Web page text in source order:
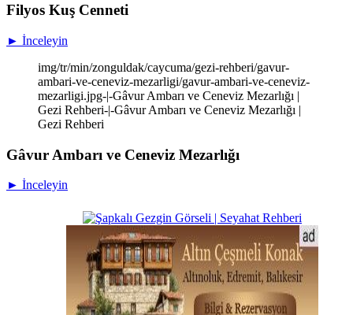
Filyos Kuş Cenneti
► İnceleyin
img/tr/min/zonguldak/caycuma/gezi-rehberi/gavur-
ambari-ve-ceneviz-mezarligi/gavur-ambari-ve-ceneviz-
mezarligi.jpg-|-Gâvur Ambarı ve Ceneviz Mezarlığı |
Gezi Rehberi-|-Gâvur Ambarı ve Ceneviz Mezarlığı |
Gezi Rehberi
Gâvur Ambarı ve Ceneviz Mezarlığı
► İnceleyin